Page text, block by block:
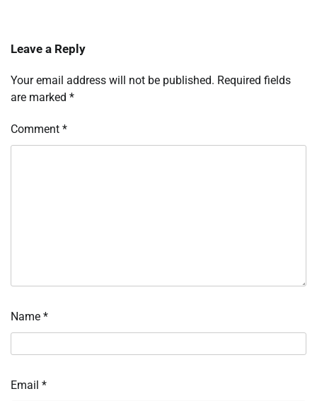
Leave a Reply
Your email address will not be published. Required fields
are marked *
Comment *
Name *
Email *